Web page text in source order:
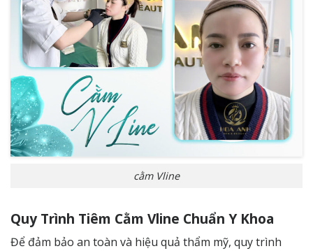
cằm Vline
Quy Trình Tiêm Cằm Vline Chuẩn Y Khoa
Để đảm bảo an toàn và hiệu quả thẩm mỹ, quy trình